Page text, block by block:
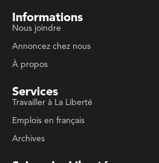
Informations
Nous joindre
Annoncez chez nous
À propos
Services
Travailler à La Liberté
Emplois en français
Archives